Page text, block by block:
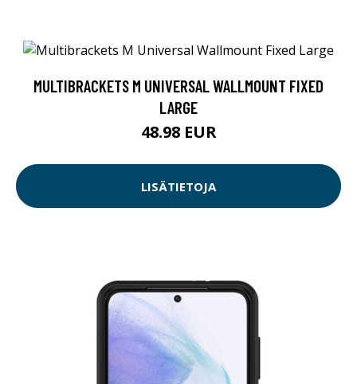
MULTIBRACKETS M UNIVERSAL WALLMOUNT FIXED
LARGE
48.98 EUR
LISÄTIETOJA